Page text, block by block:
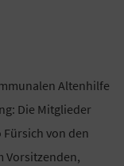
Altenhilfe
Die Mitglieder
von den
Vorsitzenden,